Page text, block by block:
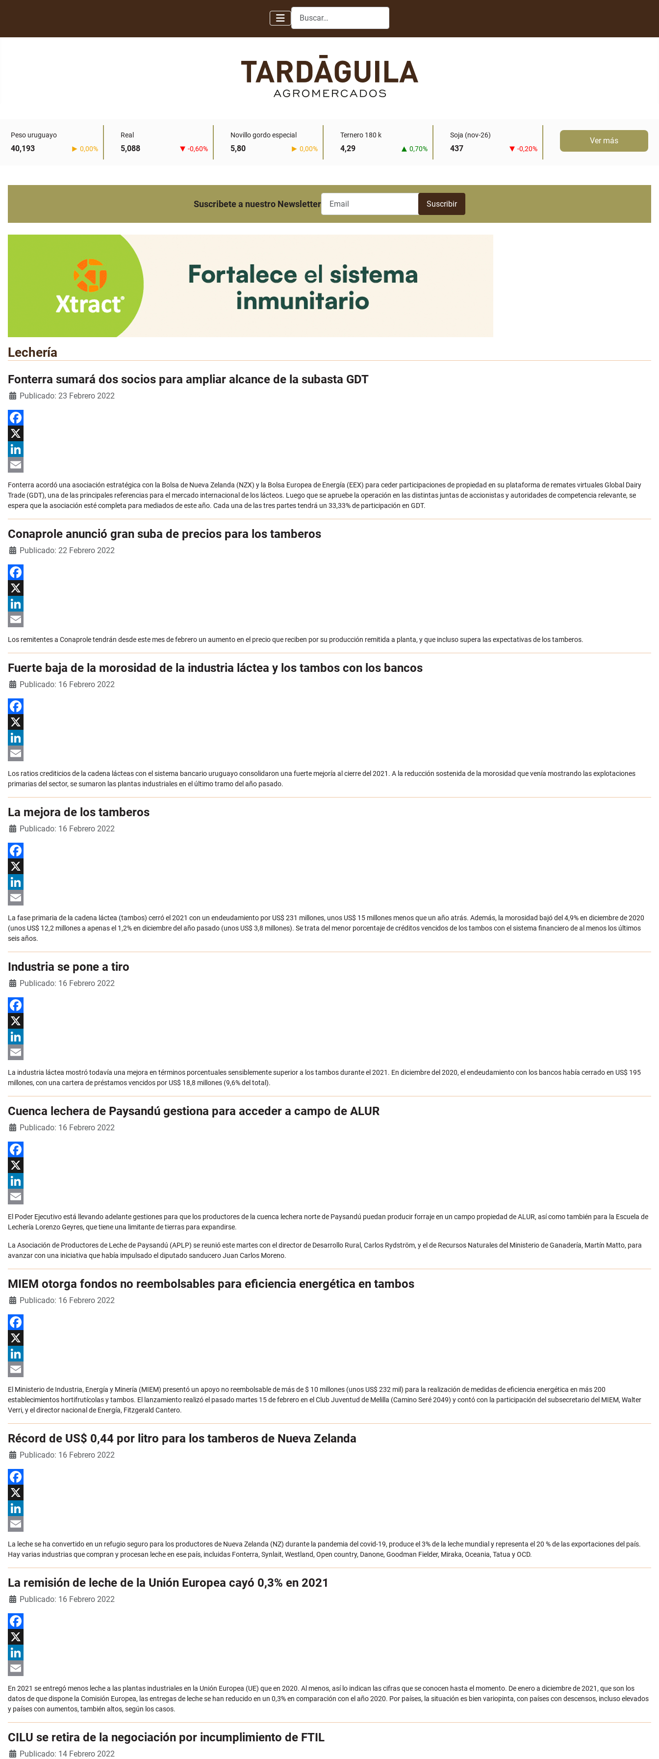
Buscar
Peso uruguayo
40,193 0,00%
Real
5,088 -0,60%
Novillo gordo especial
5,80 0,00%
Ternero 180 k
4,29 0,70%
Soja (nov-26)
437 -0,20%
Ver más
Suscribete a nuestro Newsletter
Lechería
Fonterra sumará dos socios para ampliar alcance de la subasta GDT
DetallesPublicado: 23 Febrero 2022
Facebook
X
LinkedIn
Fonterra acordó una asociación estratégica con la Bolsa de Nueva Zelanda (NZX) y la Bolsa Europea de Energía (EEX) para ceder participaciones de propiedad en su plataforma de remates virtuales Global Dairy
Trade (GDT), una de las principales referencias para el mercado internacional de los lácteos. Luego que se apruebe la operación en las distintas juntas de accionistas y autoridades de competencia relevante, se
espera que la asociación esté completa para mediados de este año. Cada una de las tres partes tendrá un 33,33% de participación en GDT.
Conaprole anunció gran suba de precios para los tamberos
DetallesPublicado: 22 Febrero 2022
Facebook
X
LinkedIn
Los remitentes a Conaprole tendrán desde este mes de febrero un aumento en el precio que reciben por su producción remitida a planta, y que incluso supera las expectativas de los tamberos.
Fuerte baja de la morosidad de la industria láctea y los tambos con los bancos
DetallesPublicado: 16 Febrero 2022
Facebook
X
LinkedIn
Los ratios crediticios de la cadena lácteas con el sistema bancario uruguayo consolidaron una fuerte mejoría al cierre del 2021. A la reducción sostenida de la morosidad que venía mostrando las explotaciones
primarias del sector, se sumaron las plantas industriales en el último tramo del año pasado.
La mejora de los tamberos
DetallesPublicado: 16 Febrero 2022
Facebook
X
LinkedIn
Email
La fase primaria de la cadena láctea (tambos) cerró el 2021 con un endeudamiento por US$ 231 millones, unos US$ 15 millones menos que un año atrás. Además, la morosidad bajó del 4,9% en diciembre de 2020
(unos US$ 12,2 millones a apenas el 1,2% en diciembre del año pasado (unos US$ 3,8 millones). Se trata del menor porcentaje de créditos vencidos de los tambos con el sistema financiero de al menos los últimos
seis años.
Industria se pone a tiro
DetallesPublicado: 16 Febrero 2022
Facebook
X
LinkedIn
Email
La industria láctea mostró todavía una mejora en términos porcentuales sensiblemente superior a los tambos durante el 2021. En diciembre del 2020, el endeudamiento con los bancos había cerrado en US$ 195
millones, con una cartera de préstamos vencidos por US$ 18,8 millones (9,6% del total).
Cuenca lechera de Paysandú gestiona para acceder a campo de ALUR
DetallesPublicado: 16 Febrero 2022
Facebook
X
LinkedIn
Email
El Poder Ejecutivo está llevando adelante gestiones para que los productores de la cuenca lechera norte de Paysandú puedan producir forraje en un campo propiedad de ALUR, así como también para la Escuela de
Lechería Lorenzo Geyres, que tiene una limitante de tierras para expandirse.
La Asociación de Productores de Leche de Paysandú (APLP) se reunió este martes con el director de Desarrollo Rural, Carlos Rydström, y el de Recursos Naturales del Ministerio de Ganadería, Martín Matto, para
avanzar con una iniciativa que había impulsado el diputado sanducero Juan Carlos Moreno.
MIEM otorga fondos no reembolsables para eficiencia energética en tambos
DetallesPublicado: 16 Febrero 2022
Facebook
X
LinkedIn
Email
El Ministerio de Industria, Energía y Minería (MIEM) presentó un apoyo no reembolsable de más de $ 10 millones (unos US$ 232 mil) para la realización de medidas de eficiencia energética en más 200
establecimientos hortifrutícolas y tambos. El lanzamiento realizó el pasado martes 15 de febrero en el Club Juventud de Melilla (Camino Seré 2049) y contó con la participación del subsecretario del MIEM, Walter
Verri, y el director nacional de Energía, Fitzgerald Cantero.
Récord de US$ 0,44 por litro para los tamberos de Nueva Zelanda
DetallesPublicado: 16 Febrero 2022
Facebook
X
LinkedIn
Email
La leche se ha convertido en un refugio seguro para los productores de Nueva Zelanda (NZ) durante la pandemia del covid-19, produce el 3% de la leche mundial y representa el 20 % de las exportaciones del país.
Hay varias industrias que compran y procesan leche en ese país, incluidas Fonterra, Synlait, Westland, Open country, Danone, Goodman Fielder, Miraka, Oceania, Tatua y OCD.
La remisión de leche de la Unión Europea cayó 0,3% en 2021
DetallesPublicado: 16 Febrero 2022
Facebook
X
LinkedIn
En 2021 se entregó menos leche a las plantas industriales en la Unión Europea (UE) que en 2020. Al menos, así lo indican las cifras que se conocen hasta el momento. De enero a diciembre de 2021, que son los
datos de que dispone la Comisión Europea, las entregas de leche se han reducido en un 0,3% en comparación con el año 2020. Por países, la situación es bien variopinta, con países con descensos, incluso elevados
y países con aumentos, también altos, según los casos.
CILU se retira de la negociación por incumplimiento de FTIL
DetallesPublicado: 14 Febrero 2022